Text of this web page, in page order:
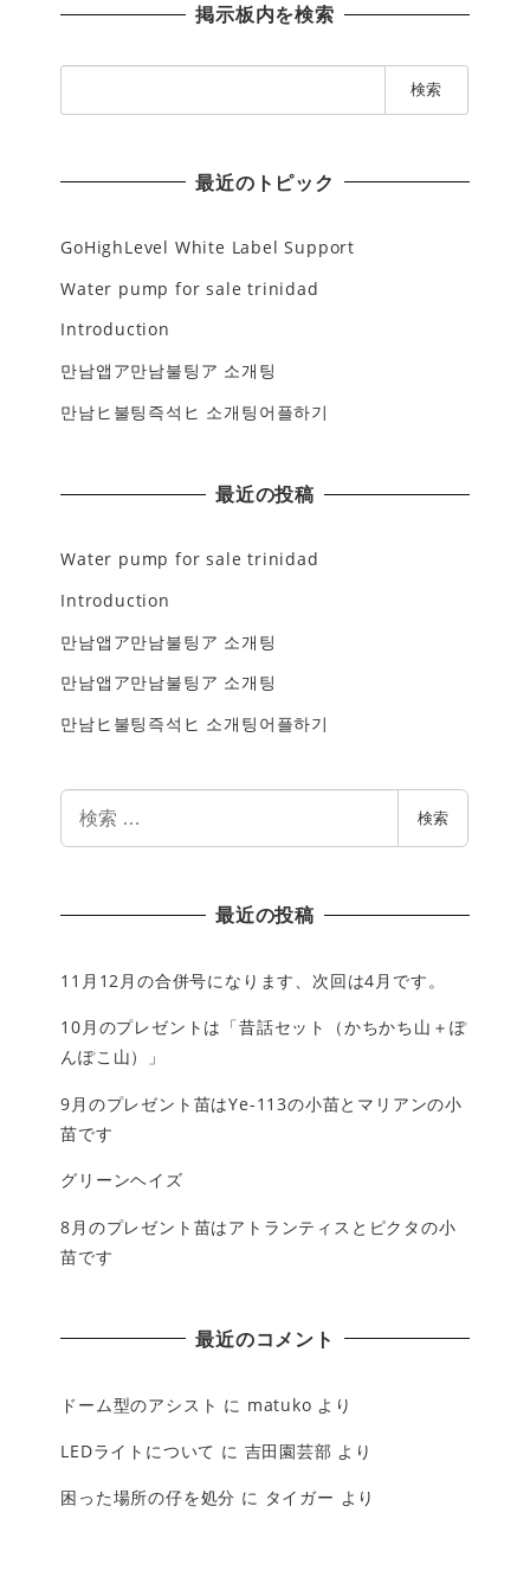
掲示板内を検索
索
最近のトピック
GoHighLevel White Label Support
Water pump for sale trinidad
Introduction
만남앱ア만남불팅ア 소개팅
만남ヒ불팅즉석ヒ 소개팅어플하기
最近の投稿
Water pump for sale trinidad
Introduction
만남앱ア만남불팅ア 소개팅
만남앱ア만남불팅ア 소개팅
만남ヒ불팅즉석ヒ 소개팅어플하기
検索
最近の投稿
11月12月の合併号になります、次回は4月です。
10月のプレゼントは「昔話セット（かちかち山＋ぽ
んぽこ山）」
9月のプレゼント苗はYe-113の小苗とマリアンの小
苗です
グリーンヘイズ
8月のプレゼント苗はアトランティスとピクタの小
苗です
最近のコメント
ドーム型のアシスト に matuko より
LEDライトについて に 吉田園芸部 より
困った場所の仔を処分 に タイガー より